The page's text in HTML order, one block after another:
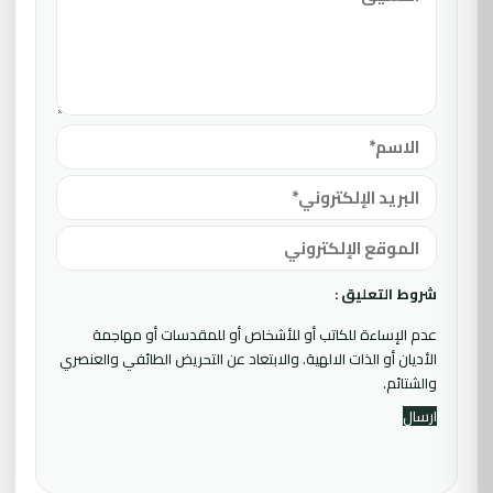
شروط التعليق :
عدم الإساءة للكاتب أو للأشخاص أو للمقدسات أو مهاجمة
الأديان أو الذات الالهية. والابتعاد عن التحريض الطائفي والعنصري
والشتائم.